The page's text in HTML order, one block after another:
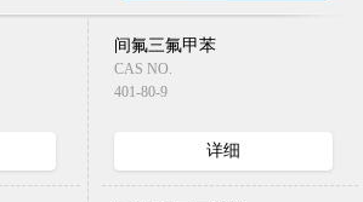
间氟三氟甲苯
CAS NO.
401-80-9
详细